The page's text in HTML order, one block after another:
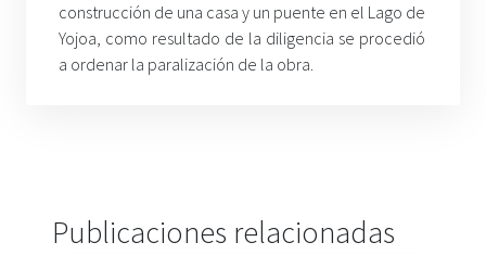
construcción de una casa y un puente en el Lago de
Yojoa, como resultado de la diligencia se procedió
a ordenar la paralización de la obra.
Publicaciones relacionadas